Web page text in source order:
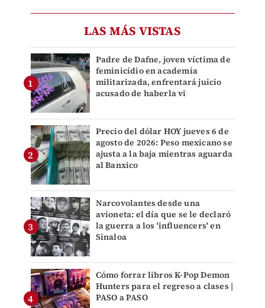
LAS MÁS VISTAS
Padre de Dafne, joven víctima de
feminicidio en academia
militarizada, enfrentará juicio
acusado de haberla vi
Precio del dólar HOY jueves 6 de
agosto de 2026: Peso mexicano se
ajusta a la baja mientras aguarda
al Banxico
Narcovolantes desde una
avioneta: el día que se le declaró
la guerra a los 'influencers' en
Sinaloa
Cómo forrar libros K-Pop Demon
Hunters para el regreso a clases |
PASO a PASO